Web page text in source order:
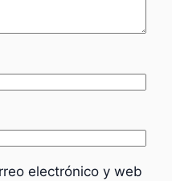
electrónico y web